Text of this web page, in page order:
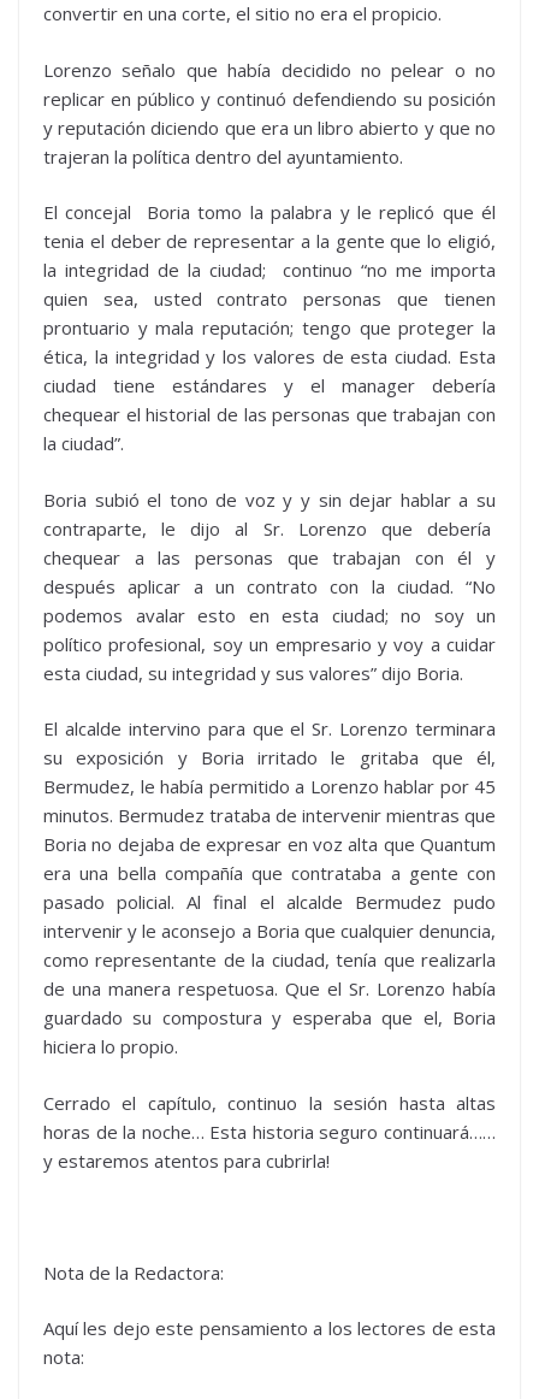
convertir en una corte, el sitio no era el propicio.
Lorenzo señalo que había decidido no pelear o no
replicar en público y continuó defendiendo su posición
y reputación diciendo que era un libro abierto y que no
trajeran la política dentro del ayuntamiento.
El concejal Boria tomo la palabra y le replicó que él
tenia el deber de representar a la gente que lo eligió,
la integridad de la ciudad; continuo “no me importa
quien sea, usted contrato personas que tienen
prontuario y mala reputación; tengo que proteger la
ética, la integridad y los valores de esta ciudad. Esta
ciudad tiene estándares y el manager debería
chequear el historial de las personas que trabajan con
la ciudad”.
Boria subió el tono de voz y y sin dejar hablar a su
contraparte, le dijo al Sr. Lorenzo que debería
chequear a las personas que trabajan con él y
después aplicar a un contrato con la ciudad. “No
podemos avalar esto en esta ciudad; no soy un
político profesional, soy un empresario y voy a cuidar
esta ciudad, su integridad y sus valores” dijo Boria.
El alcalde intervino para que el Sr. Lorenzo terminara
su exposición y Boria irritado le gritaba que él,
Bermudez, le había permitido a Lorenzo hablar por 45
minutos. Bermudez trataba de intervenir mientras que
Boria no dejaba de expresar en voz alta que Quantum
era una bella compañía que contrataba a gente con
pasado policial. Al final el alcalde Bermudez pudo
intervenir y le aconsejo a Boria que cualquier denuncia,
como representante de la ciudad, tenía que realizarla
de una manera respetuosa. Que el Sr. Lorenzo había
guardado su compostura y esperaba que el, Boria
hiciera lo propio.
Cerrado el capítulo, continuo la sesión hasta altas
horas de la noche… Esta historia seguro continuará……
y estaremos atentos para cubrirla!
Nota de la Redactora:
Aquí les dejo este pensamiento a los lectores de esta
nota: